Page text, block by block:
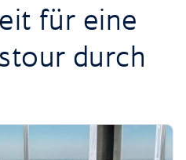
für eine
durch